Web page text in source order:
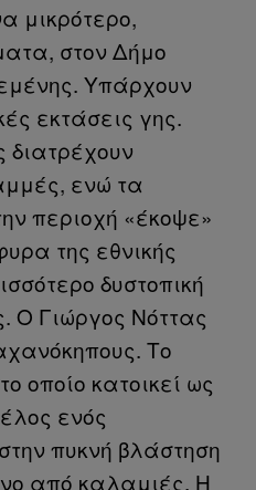
μικρότερο,
στον Δήμο
Υπάρχουν
εκτάσεις γης.
ενώ τα
περιοχή «έκοψε»
της εθνικής
δυστοπική
Ο Γιώργος Νόττας
Το
οποίο κατοικεί ως
ενός
πυκνή βλάστηση
από καλαμιές. Η